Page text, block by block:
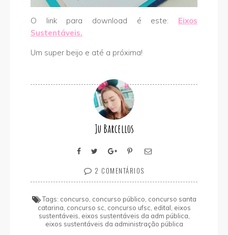
O link para download é este: Eixos
Sustentáveis.
Um super beijo e até a próxima!
Ju Barcellos
2 COMENTÁRIOS
Tags: concurso concurso público concurso santa
catarina, concurso sc, concurso ufsc, edital, eixos
sustentáveis, eixos sustentáveis da adm pública,
eixos sustentáveis da administração pública